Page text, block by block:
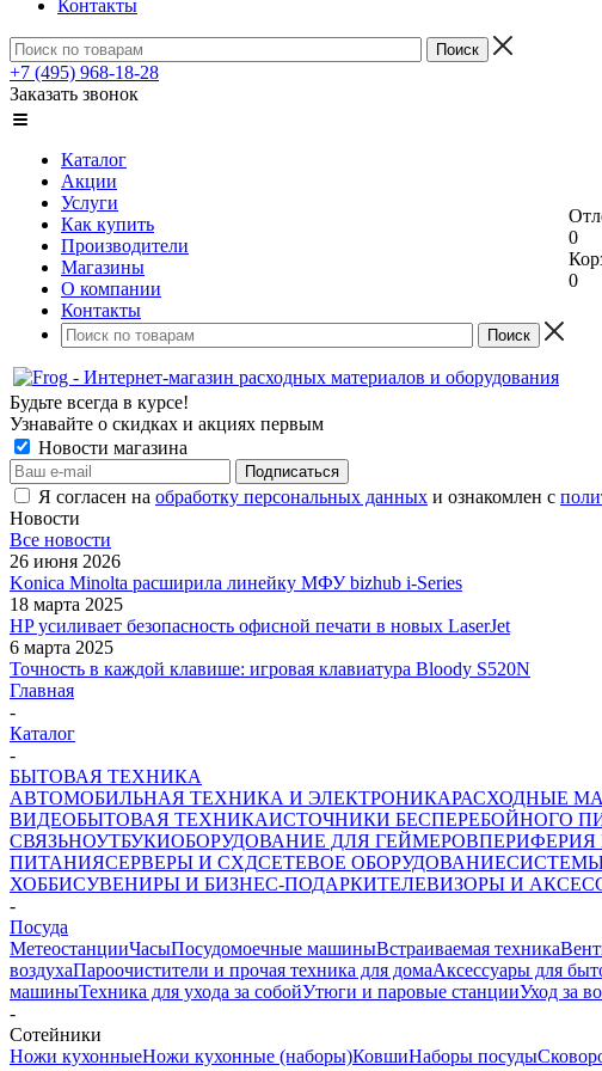
Контакты
+7 (495) 968-18-28
Заказать звонок
Каталог
Акции
Услуги
Как купить
Производители
Магазины
О компании
Контакты
0
0
Будьте всегда в курсе!
Узнавайте о скидках и акциях первым
Новости магазина
Я согласен на обработку персональных данных и ознакомлен с
Новости
Все новости
26 июня 2026
Konica Minolta расширила линейку МФУ bizhub i-Series
18 марта 2025
HP усиливает безопасность офисной печати в новых LaserJet
6 марта 2025
Точность в каждой клавише: игровая клавиатура Bloody S520N
Главная
-
Каталог
-
БЫТОВАЯ ТЕХНИКА
АВТОМОБИЛЬНАЯ ТЕХНИКА И ЭЛЕКТРОНИКАРАСХОДНЫЕ
ВИДЕОБЫТОВАЯ ТЕХНИКАИСТОЧНИКИ БЕСПЕРЕБОЙНОГО
СВЯЗЬНОУТБУКИОБОРУДОВАНИЕ ДЛЯ ГЕЙМЕРОВПЕРИФЕРИЯ
ПИТАНИЯСЕРВЕРЫ И СХДСЕТЕВОЕ ОБОРУДОВАНИЕ
ХОББИСУВЕНИРЫ И БИЗНЕС-ПОДАРКИТЕЛЕВИЗОРЫ И
-
Посуда
МетеостанцииЧасыПосудомоечные машиныВстраиваемая техника
воздухаПароочистители и прочая техника для домаАксессуары для
машиныТехника для ухода за собойУтюги и паровые станцииУход за
-
Сотейники
Ножи кухонныеНожи кухонные (наборы)КовшиНаборы посуды